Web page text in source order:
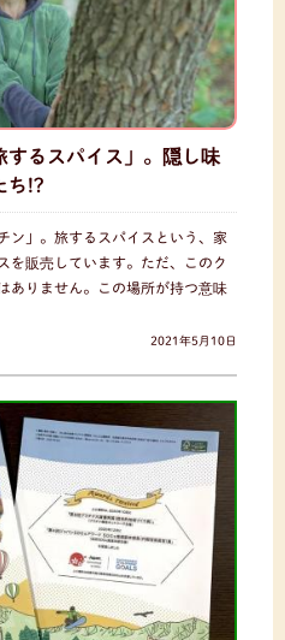
するスパイス」。隠し味
ち!?
ン」。旅するスパイスという、家
を販売しています。ただ、このク
ありません。この場所が持つ意味
2021年5月10日